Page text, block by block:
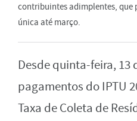
contribuintes adimplentes, que
única até março.
Desde quinta-feira, 13
pagamentos do IPTU
Taxa de Coleta de